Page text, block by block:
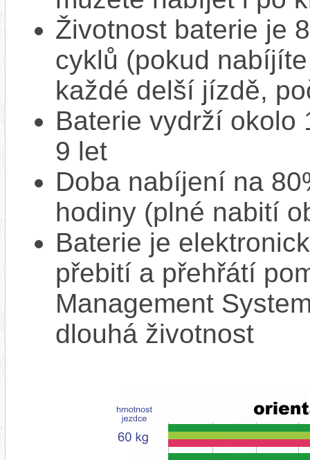
Životnost baterie je
cyklů (pokud
každé delší jízdě,
Baterie vydrží okolo
9 let
Doba nabíjení na
hodiny (plné nabití
Baterie je
přebití a přehřátí
Management
dlouhá životnost